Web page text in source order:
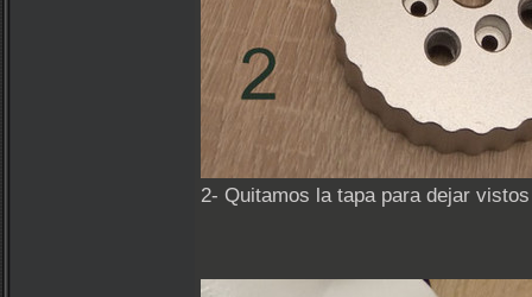
2- Quitamos la tapa para dejar